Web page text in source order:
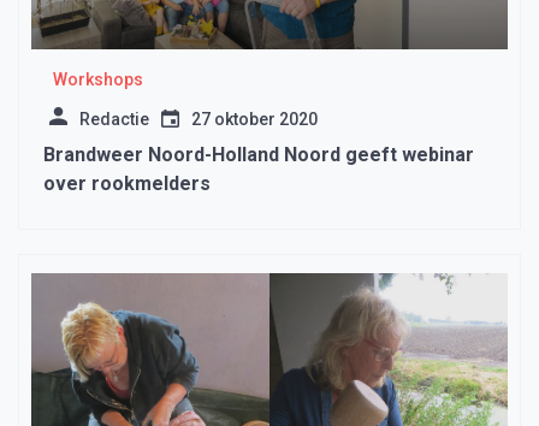
Workshops
Redactie 27 oktober 2020
Brandweer Noord-Holland Noord geeft webinar
over rookmelders